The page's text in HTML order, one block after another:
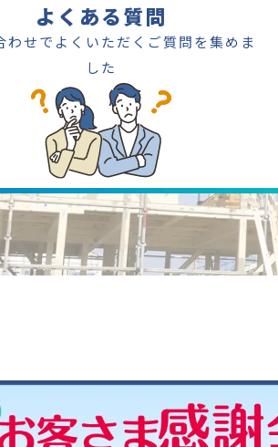
よくある質問
わせでよくいただくご質問を集めま
した